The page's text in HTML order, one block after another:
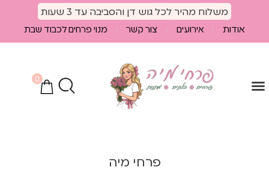
משלוח מהיר לכל גוש דן והסביבה עד 3 שעות
אודות אירועים צור קשר מנוי פרחים לכבוד שבת
0
פרחי מיה